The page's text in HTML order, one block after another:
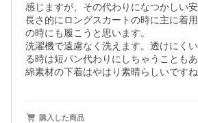
感じますが、その代わりになつかしい安
長さ的にロングスカートの時に主に着
の時にも履こうと思います。
洗濯機で遠慮なく洗えます。透けにく
る時は短パン代わりにしちゃうこともあ
綿素材の下着はやはり素晴らしいですね
購入した商品